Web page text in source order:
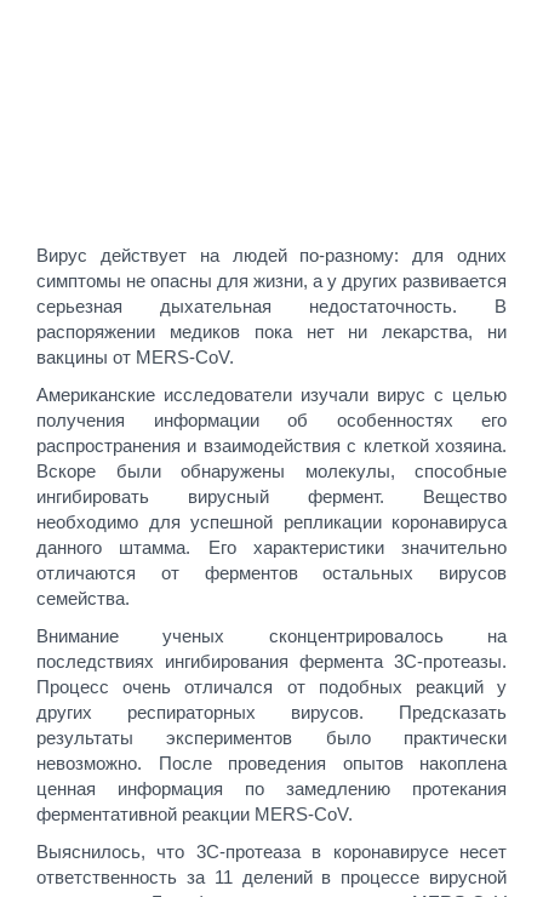
Вирус действует на людей по-разному: для одних
симптомы не опасны для жизни, а у других развивается
серьезная дыхательная недостаточность. В
распоряжении медиков пока нет ни лекарства, ни
вакцины от MERS-CoV.
Американские исследователи изучали вирус с целью
получения информации об особенностях его
распространения и взаимодействия с клеткой хозяина.
Вскоре были обнаружены молекулы, способные
ингибировать вирусный фермент. Вещество
необходимо для успешной репликации коронавируса
данного штамма. Его характеристики значительно
отличаются от ферментов остальных вирусов
семейства.
Внимание ученых сконцентрировалось на
последствиях ингибирования фермента 3C-протеазы.
Процесс очень отличался от подобных реакций у
других респираторных вирусов. Предсказать
результаты экспериментов было практически
невозможно. После проведения опытов накоплена
ценная информация по замедлению протекания
ферментативной реакции MERS-CoV.
Выяснилось, что 3C-протеаза в коронавирусе несет
ответственность за 11 делений в процессе вирусной